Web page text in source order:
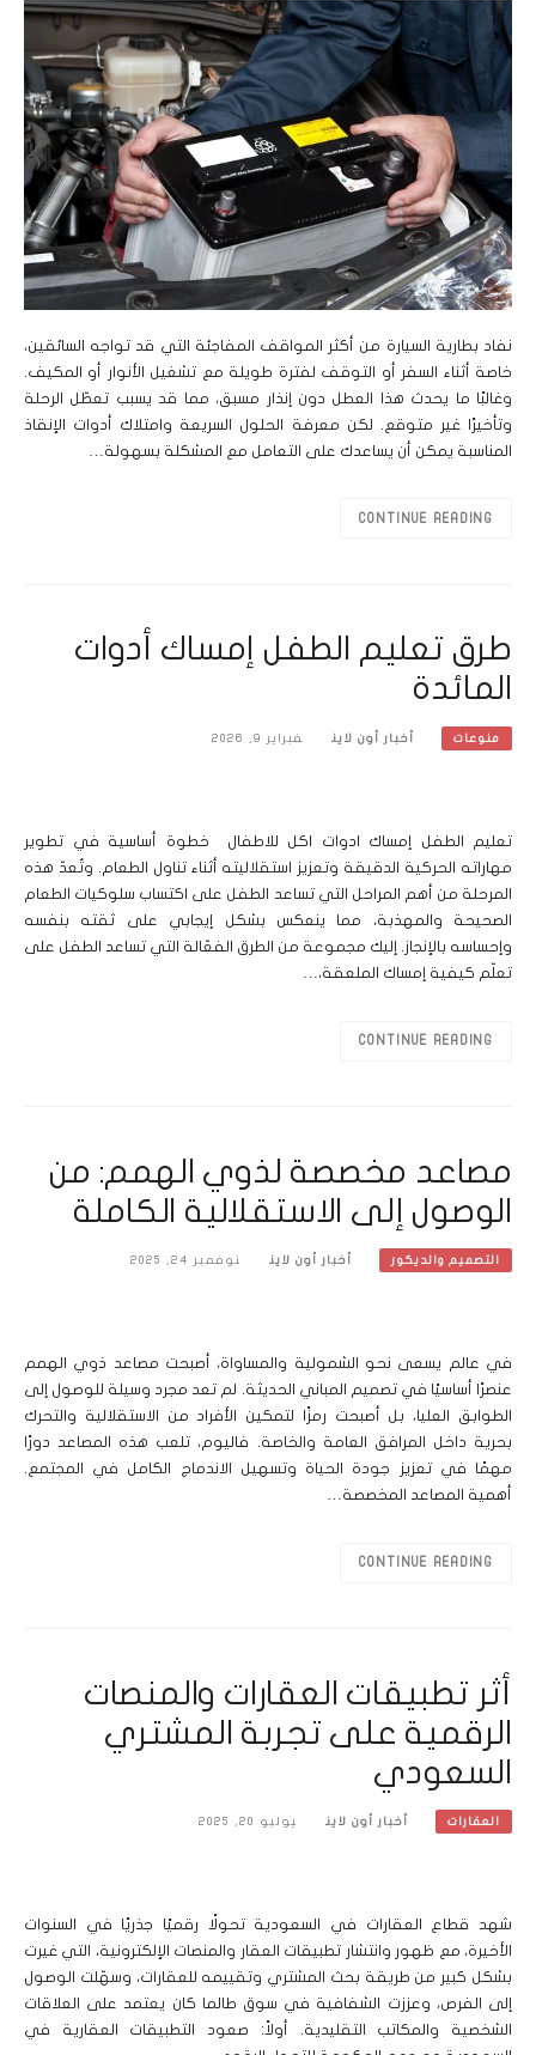
نفاد بطارية السيارة من أكثر المواقف المفاجئة التي قد تواجه السائقين،
خاصة أثناء السفر أو التوقف لفترة طويلة مع تشغيل الأنوار أو المكيف.
وغالبًا ما يحدث هذا العطل دون إنذار مسبق، مما قد يسبب تعطّل الرحلة
وتأخيرًا غير متوقع. لكن معرفة الحلول السريعة وامتلاك أدوات الإنقاذ
المناسبة يمكن أن يساعدك على التعامل مع المشكلة بسهولة…
CONTINUE READING
طرق تعليم الطفل إمساك أدوات
المائدة
منوعات أخبار أون لاين فبراير 9, 2026
تعليم الطفل إمساك ادوات اكل للاطفال خطوة أساسية في تطوير
مهاراته الحركية الدقيقة وتعزيز استقلاليته أثناء تناول الطعام. وتُعدّ هذه
المرحلة من أهم المراحل التي تساعد الطفل على اكتساب سلوكيات الطعام
الصحيحة والمهذبة، مما ينعكس بشكل إيجابي على ثقته بنفسه
وإحساسه بالإنجاز. إليك مجموعة من الطرق الفعّالة التي تساعد الطفل على
تعلّم كيفية إمساك الملعقة،…
CONTINUE READING
مصاعد مخصصة لذوي الهمم: من
الوصول إلى الاستقلالية الكاملة
التصميم والديكور أخبار أون لاين نوفمبر 24, 2025
في عالم يسعى نحو الشمولية والمساواة، أصبحت مصاعد ذوي الهمم
عنصرًا أساسيًا في تصميم المباني الحديثة. لم تعد مجرد وسيلة للوصول إلى
الطوابق العليا، بل أصبحت رمزًا لتمكين الأفراد من الاستقلالية والتحرك
بحرية داخل المرافق العامة والخاصة. فاليوم، تلعب هذه المصاعد دورًا
مهمًا في تعزيز جودة الحياة وتسهيل الاندماج الكامل في المجتمع.
أهمية المصاعد المخصصة…
CONTINUE READING
أثر تطبيقات العقارات والمنصات
الرقمية على تجربة المشتري
السعودي
العقارات أخبار أون لاين يوليو 20, 2025
شهد قطاع العقارات في السعودية تحولًا رقميًا جذريًا في السنوات
الأخيرة، مع ظهور وانتشار تطبيقات العقار والمنصات الإلكترونية، التي غيرت
بشكل كبير من طريقة بحث المشتري وتقييمه للعقارات، وسهّلت الوصول
إلى الفرص، وعززت الشفافية في سوق طالما كان يعتمد على العلاقات
الشخصية والمكاتب التقليدية. أولاً: صعود التطبيقات العقارية في